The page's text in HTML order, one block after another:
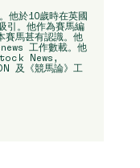
於10歲時在英國
引。他作為賽馬編
賽馬甚有認識。他
工作數載。他
News,
《競馬論》工